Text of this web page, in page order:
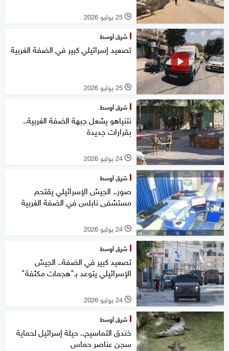
l 25 يوليو 2026
شرق أوسط
تصعيد إسرائيلي كبير في الضفة الغربية
l 25 يوليو 2026
شرق أوسط
نتنياهو يشعل جبهة الضفة الغربية..
بقرارات جديدة
l 24 يوليو 2026
شرق أوسط
صور.. الجيش الإسرائيلي يقتحم
مستشفى نابلس في الضفة الغربية
l 24 يوليو 2026
شرق أوسط
تصعيد كبير في الضفة.. الجيش
الإسرائيلي يتوعد بـ"هجمات مكثفة"
l 24 يوليو 2026
شرق أوسط
خندق التماسيح.. حيلة إسرائيل لحماية
سجن عناصر حماس